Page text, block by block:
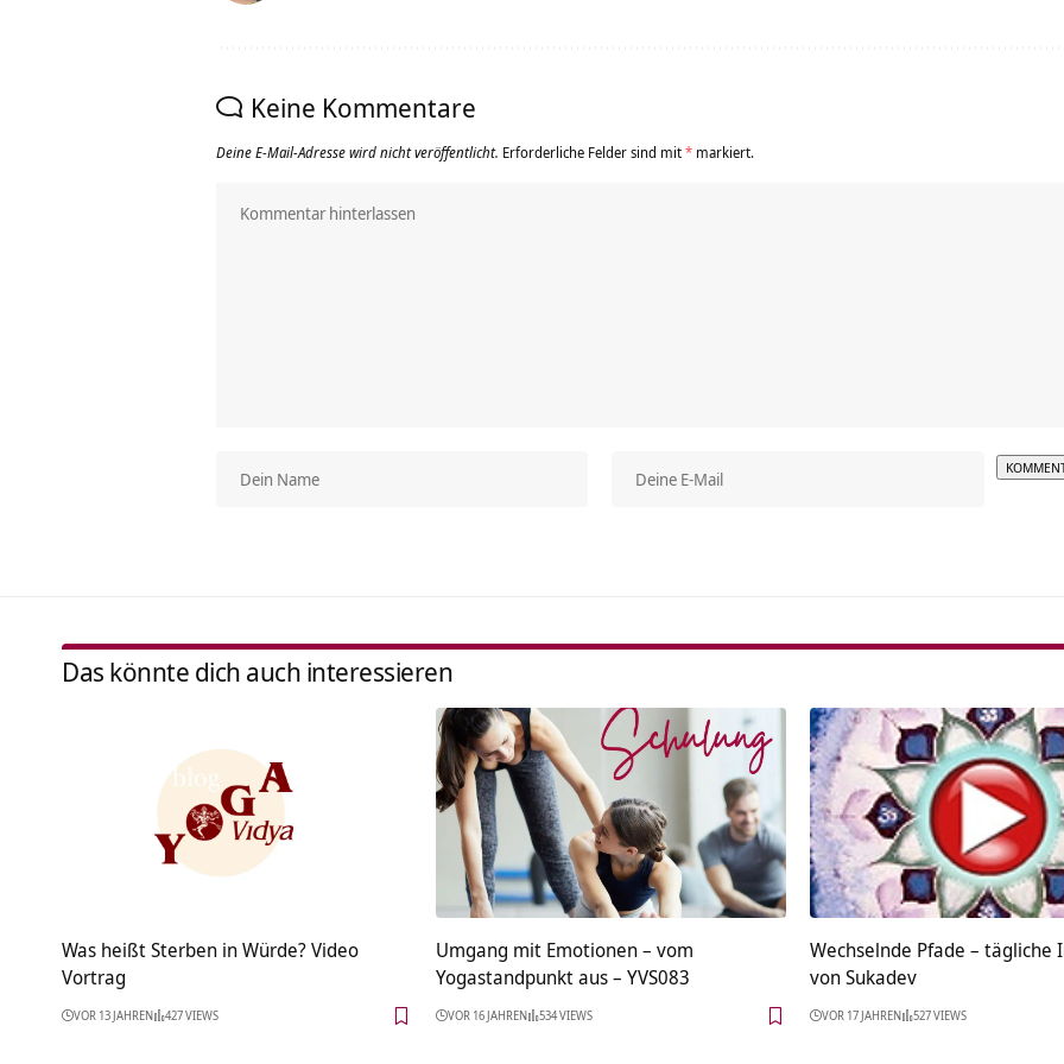
Keine Kommentare
Deine E-Mail-Adresse wird nicht veröffentlicht. Erforderliche Felder sind mit* markiert.
Das könnte dich auch interessieren
Was heißt Sterben in Würde? Video
Vortrag
VOR 13 JAHREN 427 VIEWS
Umgang mit Emotionen – vom
Yogastandpunkt aus – YVS083
VOR 16 JAHREN 534 VIEWS
Wechselnde Pfade – tägliche
von Sukadev
VOR 17 JAHREN 527 VIEWS